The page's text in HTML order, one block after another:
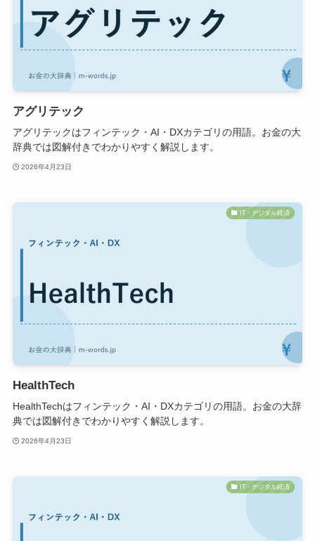
アグリテック
アグリテックはフィンテック・AI・DXカテゴリの用語。お金の大
辞典では図解付きでわかりやすく解説します。
2026年4月23日
IT・デジタル経済
HealthTech
HealthTechはフィンテック・AI・DXカテゴリの用語。お金の大辞
典では図解付きでわかりやすく解説します。
2026年4月23日
IT・デジタル経済